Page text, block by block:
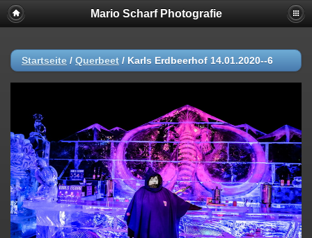
Mario Scharf Photografie
Startseite / Querbeet / Karls Erdbeerhof 14.01.2020--6